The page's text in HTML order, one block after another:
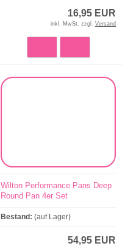
16,95 EUR
inkl. MwSt. zzgl. Versand
Wilton Performance Pans Deep
Round Pan 4er Set
Bestand: (auf Lager)
54,95 EUR